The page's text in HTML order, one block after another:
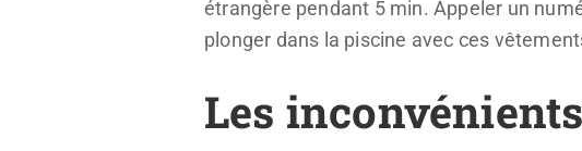
étrangère pendant 5 min. Appeler un
plonger dans la piscine avec ces
Les